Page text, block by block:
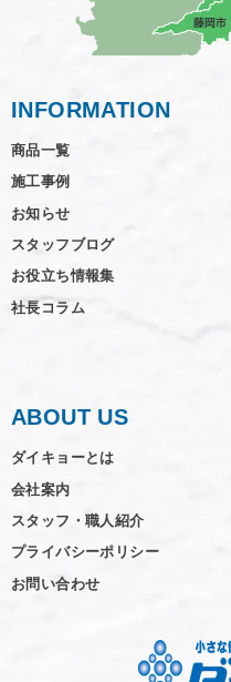
INFORMATION
商品一覧
施工事例
お知らせ
スタッフブログ
お役立ち情報集
社長コラム
ABOUT US
ダイキョーとは
会社案内
スタッフ・職人紹介
プライバシーポリシー
お問い合わせ